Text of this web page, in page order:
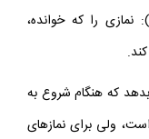
نمازى را كه خوانده،
كه هنگام شروع به
ولى براى نمازهاى